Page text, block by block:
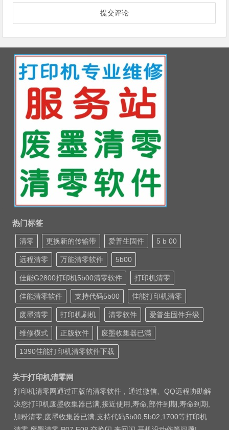
热门标签
清零 更换新的传输带 爱普生固件 5 b 00
远程清零 万能清零软件 5b00
佳能G2800打印机5b00清零软件 打印机清零
佳能清零软件 支持代码5b00 佳能打印机清零
废墨清零 打印机刷机 清零软件 爱普生固件升级
维修模式 正版软件 废墨收集器已满
1390佳能打印机清零软件下载
关于打印机清零网
打印机清零网通过正版的清零软件，通过微信、QQ远程协助解
决您打印机废墨收集器已满,接近使用,寿命,部件到期,寿命到期,
加粉清零,废墨收集器已满,支持代码5b00,5b02,1700等打印机